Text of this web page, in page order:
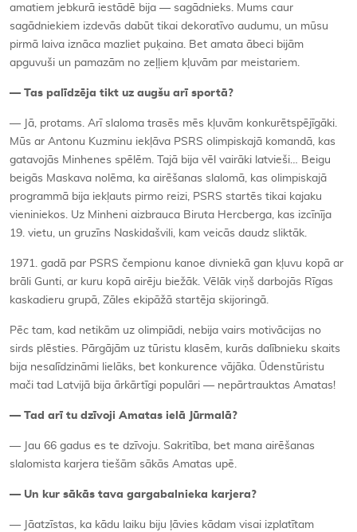
amatiem jebkurā iestādē bija — sagādnieks. Mums caur
sagādniekiem izdevās dabūt tikai dekoratīvo audumu, un mūsu
pirmā laiva iznāca mazliet puķaina. Bet amata ābeci bijām
apguvuši un pamazām no zeļļiem kļuvām par meistariem.
— Tas palīdzēja tikt uz augšu arī sportā?
— Jā, protams. Arī slaloma trasēs mēs kļuvām konkurētspējīgāki.
Mūs ar Antonu Kuzminu iekļāva PSRS olimpiskajā komandā, kas
gatavojās Minhenes spēlēm. Tajā bija vēl vairāki latvieši… Beigu
beigās Maskava nolēma, ka airēšanas slalomā, kas olimpiskajā
programmā bija iekļauts pirmo reizi, PSRS startēs tikai kajaku
vieniniekos. Uz Minheni aizbrauca Biruta Hercberga, kas izcīnīja
19. vietu, un gruzīns Naskidašvili, kam veicās daudz sliktāk.
1971. gadā par PSRS čempionu kanoe divniekā gan kļuvu kopā ar
brāli Gunti, ar kuru kopā airēju biežāk. Vēlāk viņš darbojās Rīgas
kaskadieru grupā, Zāles ekipāžā startēja skijoringā.
Pēc tam, kad netikām uz olimpiādi, nebija vairs motivācijas no
sirds plēsties. Pārgājām uz tūristu klasēm, kurās dalībnieku skaits
bija nesalīdzināmi lielāks, bet konkurence vājāka. Ūdenstūristu
mači tad Latvijā bija ārkārtīgi populāri — nepārtrauktas Amatas!
— Tad arī tu dzīvoji Amatas ielā Jūrmalā?
— Jau 66 gadus es te dzīvoju. Sakritība, bet mana airēšanas
slalomista karjera tiešām sākās Amatas upē.
— Un kur sākās tava gargabalnieka karjera?
— Jāatzīstas, ka kādu laiku biju ļāvies kādam visai izplatītam